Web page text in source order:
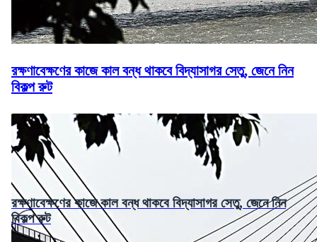
রক্ষণাবেক্ষণের কাজে কাল বন্ধ থাকবে বিদ্যাসাগর সেতু, জেনে নিন
বিকল্প রুট
রক্ষণাবেক্ষণের কাজে কাল বন্ধ থাকবে বিদ্যাসাগর সেতু, জেনে নিন
বিকল্প রুট